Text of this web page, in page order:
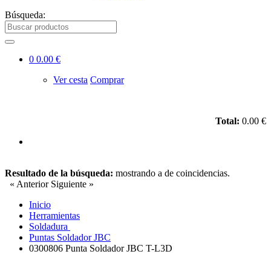
Búsqueda:
0 0.00 €
Ver cesta Comprar
Total: 0.00 €
Resultado de la búsqueda: mostrando a de coincidencias.
« Anterior Siguiente »
Inicio
Herramientas
Soldadura
Puntas Soldador JBC
0300806 Punta Soldador JBC T-L3D